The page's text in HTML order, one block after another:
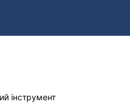
інструмент